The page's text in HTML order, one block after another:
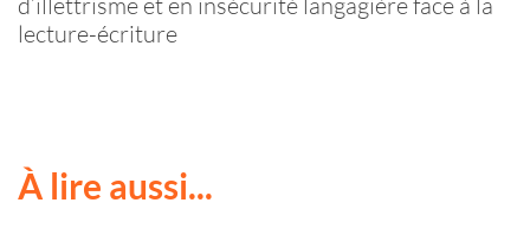
lecture-écriture
À lire aussi...